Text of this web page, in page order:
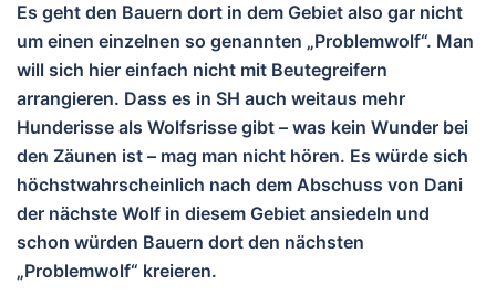
Es geht den Bauern dort in dem Gebiet also gar nicht
um einen einzelnen so genannten „Problemwolf“. Man
will sich hier einfach nicht mit Beutegreifern
arrangieren. Dass es in SH auch weitaus mehr
Hunderisse als Wolfsrisse gibt – was kein Wunder bei
den Zäunen ist – mag man nicht hören. Es würde sich
höchstwahrscheinlich nach dem Abschuss von Dani
der nächste Wolf in diesem Gebiet ansiedeln und
schon würden Bauern dort den nächsten
„Problemwolf“ kreieren.